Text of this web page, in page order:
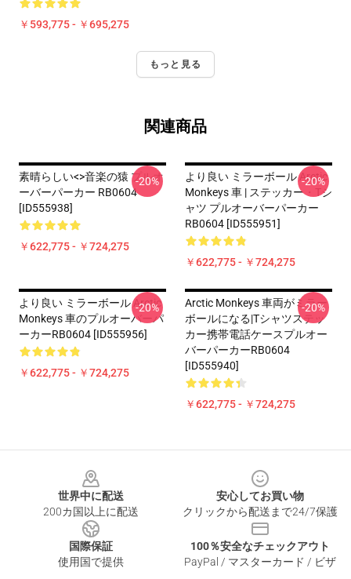
￥593,775 - ￥695,275
もっと見る
関連商品
素晴らしい<>音楽の猿 プルオ
ーバーパーカー RB0604
[ID555938]
￥622,775 - ￥724,275
-20%
より良い ミラーボール Arctic
Monkeys 車 | ステッカー・Tシ
ャツ プルオーバーパーカー
RB0604 [ID555951]
￥622,775 - ￥724,275
-20%
より良い ミラーボール Arctic
Monkeys 車のプルオーバーパ
ーカーRB0604 [ID555956]
￥622,775 - ￥724,275
-20%
Arctic Monkeys 車両がミラー
ボールになる|Tシャツステッ
カー携帯電話ケースプルオー
バーパーカーRB0604
[ID555940]
￥622,775 - ￥724,275
-20%
世界中に配送
200カ国以上に配送
安心してお買い物
クリックから配送まで24/7保護
国際保証
使用国で提供
100％安全なチェックアウト
PayPal / マスターカード / ビザ